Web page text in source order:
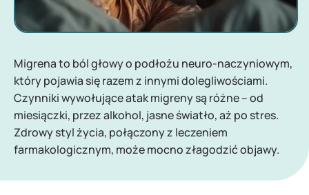
Migrena to ból głowy o podłożu neuro-naczyniowym,
który pojawia się razem z innymi dolegliwościami.
Czynniki wywołujące atak migreny są różne – od
miesiączki, przez alkohol, jasne światło, aż po stres.
Zdrowy styl życia, połączony z leczeniem
farmakologicznym, może mocno złagodzić objawy.